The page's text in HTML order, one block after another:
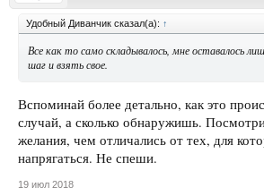
Удобный Диванчик сказал(а): ↑
Все как то само складывалось, мне оставалось
шаг и взять свое.
Вспоминай более детально, как это
случай, а сколько обнаружишь.
желания, чем отличались от тех, для
напрягаться. Не спеши.
19 июл 2018